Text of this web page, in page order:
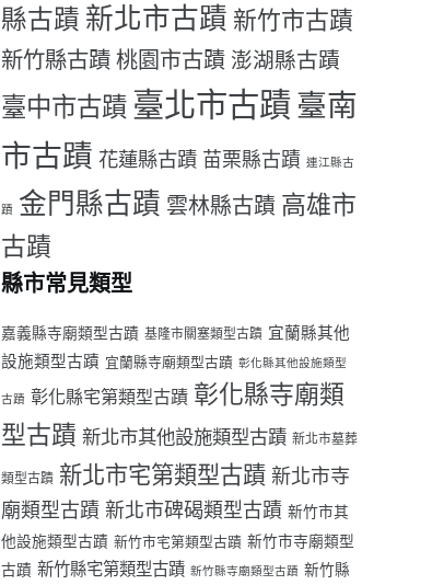
縣古蹟 新北市古蹟 新竹市古蹟
新竹縣古蹟 桃園市古蹟 澎湖縣古蹟
臺中市古蹟 臺北市古蹟臺南
市古蹟 花蓮縣古蹟 苗栗縣古蹟 連江縣古
蹟 金門縣古蹟 雲林縣古蹟 高雄市
古蹟
縣市常見類型
嘉義縣寺廟類型古蹟 基隆市關塞類型古蹟 宜蘭縣其他
設施類型古蹟 宜蘭縣寺廟類型古蹟 彰化縣其他設施類型
古蹟 彰化縣宅第類型古蹟 彰化縣寺廟類
型古蹟 新北市其他設施類型古蹟 新北市墓葬
類型古蹟 新北市宅第類型古蹟 新北市寺
廟類型古蹟 新北市碑碣類型古蹟 新竹市其
他設施類型古蹟 新竹市宅第類型古蹟 新竹市寺廟類型
古蹟 新竹縣宅第類型古蹟 新竹縣寺廟類型古蹟 新竹縣